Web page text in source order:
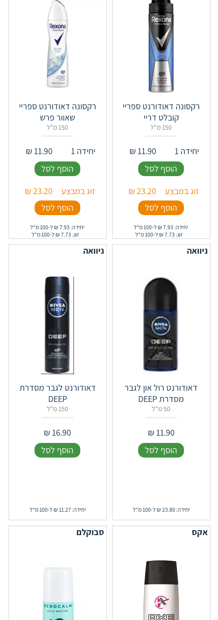
רקסונה דאודורנט ספריי
קובלט דריי
150 מ"ל
יחידה 1 11.90
₪
הוסף לסל
זוג במבצע
23.20
₪
הוסף לסל
יחידה: 7.93 ₪ ל-100 מ"ל
זוג: 7.73 ₪ ל-100 מ"ל
רקסונה דאודורנט ספריי
שאוור פרש
150 מ"ל
יחידה 1 11.90
₪
הוסף לסל
זוג במבצע
23.20
₪
הוסף לסל
יחידה: 7.93 ₪ ל-100 מ"ל
זוג: 7.73 ₪ ל-100 מ"ל
ניוואה
דאודורנט רול און לגבר
מסדרת DEEP
50 מ"ל
11.90
₪
הוסף לסל
יחידה: 23.80 ₪ ל-100 מ"ל
ניוואה
דאודורנט לגבר מסדרת
DEEP
150 מ"ל
16.90
₪
הוסף לסל
יחידה: 11.27 ₪ ל-100 מ"ל
אקס סבוקלם